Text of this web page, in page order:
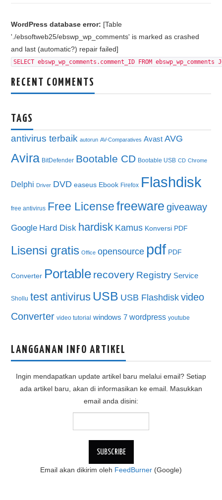
WordPress database error: [Table
'./ebsoftweb25/ebswp_wp_comments' is marked as crashed
and last (automatic?) repair failed]
SELECT ebswp_wp_comments.comment_ID FROM
RECENT COMMENTS
TAGS
antivirus terbaik autorun AV-Comparatives Avast AVG
Avira BitDefender Bootable CD Bootable USB CD Chrome
Delphi Driver DVD easeus Ebook Firefox Flashdisk
free antivirus Free License freeware giveaway
Google Hard Disk hardisk Kamus Konversi PDF
Lisensi gratis Office opensource pdf PDF
Converter Portable recovery Registry Service
Shollu test antivirus USB USB Flashdisk video
Converter video tutorial windows 7 wordpress youtube
LANGGANAN INFO ARTIKEL
Ingin mendapatkan update artikel baru melalui email? Setiap
ada artikel baru, akan di informasikan ke email. Masukkan
email anda disini:
Email akan dikirim oleh FeedBurner (Google)